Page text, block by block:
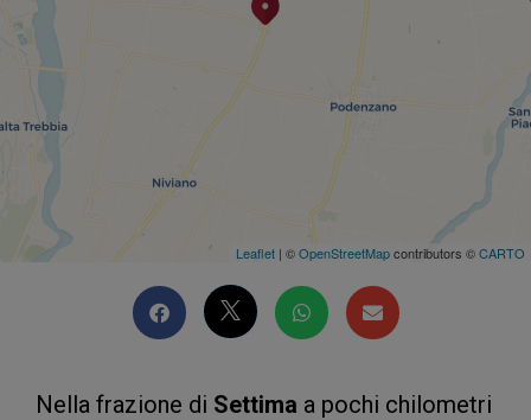
Leaflet | ©OpenStreetMapcontributors ©CARTO
Nella frazione di Settima a pochi chilometri